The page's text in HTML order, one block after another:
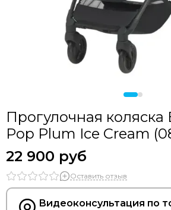
Прогулочная коляска
Pop Plum Ice Cream
22 900 руб
Оставить отзыв
Видеоконсультация по